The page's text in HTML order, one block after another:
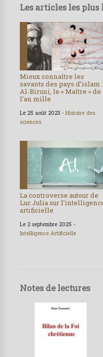
Les articles les plus
Mieux connaître les
savants des pays d’islam :
Al-Biruni, le « Maître » de
l’an mille
Le 25 août 2023 - Histoire des
sciences
La controverse autour de
Luc Julia sur
artificielle
Le 2 septembre 2025 -
Intelligence Artificielle
Notes de lectures